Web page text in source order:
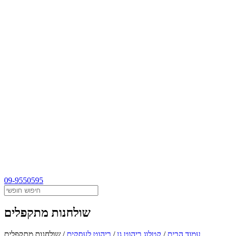
09-9550595
שולחנות מתקפלים
עמוד הבית/ קטלוג ריהוט גן/ ריהוט לעסקים / שולחנות מתקפלים